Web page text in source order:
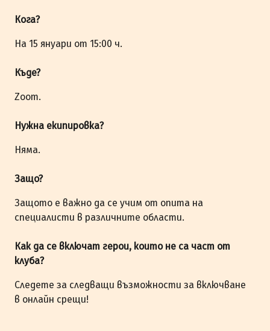
Кога?
На 15 януари от 15:00 ч.
Къде?
Zoom.
Нужна екипировка?
Няма.
Защо?
Защото е важно да се учим от опита на
специалисти в различните области.
Как да се включат герои, които не са част от
клуба?
Следете за следващи възможности за включване
в онлайн срещи!